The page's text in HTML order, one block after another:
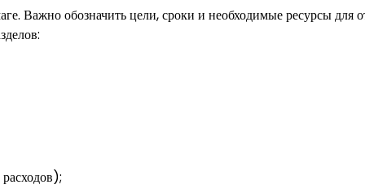
Важно обозначить цели, сроки и необходимые ресурсы для